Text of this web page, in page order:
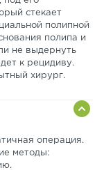
стекает
полипной
полипа и
не выдернуть
к рецидиву.
хирург.
операция.
методы: